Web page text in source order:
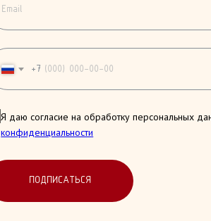
+7
Я даю согласие на обработку персональных
конфиденциальности
ПОДПИСАТЬСЯ